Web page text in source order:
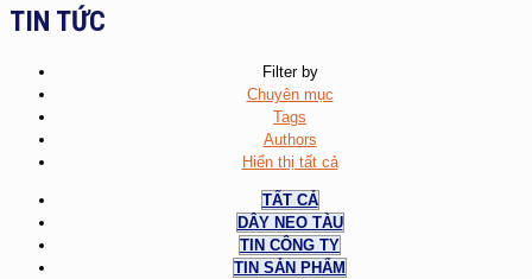
TIN TỨC
Filter by
Chuyên mục
Tags
Authors
Hiển thị tất cả
TẤT CẢ
DÂY NEO TÀU
TIN CÔNG TY
TIN SẢN PHẨM